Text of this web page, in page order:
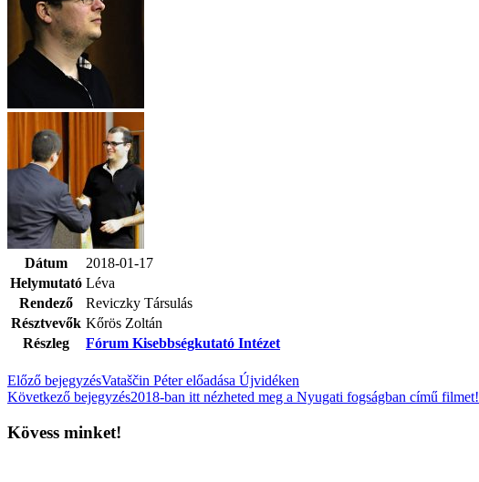
Dátum
2018-01-17
Helymutató Léva
Rendező
Reviczky Társulás
Résztvevők Kőrös Zoltán
Részleg
Fórum Kisebbségkutató Intézet
Előző bejegyzésVataščin Péter előadása Újvidéken
Következő bejegyzés2018-ban itt nézheted meg a Nyugati fogságban című filmet!
Kövess minket!